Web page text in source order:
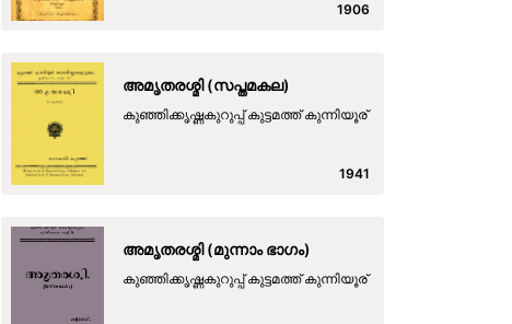
1906
അമൃതരശ്മി (സപ്തമകല)
കുഞ്ഞിക്കൃഷ്ണകുറുപ്പ് കുട്ടമത്ത് കുന്നിയൂര്
1941
അമൃതരശ്മി (മുന്നാം ഭാഗം)
കുഞ്ഞിക്കൃഷ്ണകുറുപ്പ് കുട്ടമത്ത് കുന്നിയൂര്